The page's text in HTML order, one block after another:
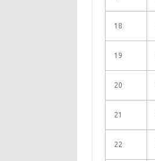
18
19
20
21
22